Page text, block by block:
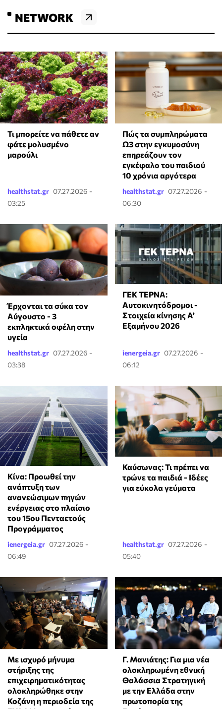
NETWORK
Τι μπορείτε να πάθετε αν
φάτε μολυσμένο
μαρούλι
healthstat.gr 07.27.2026 -
03:25
Πώς τα συμπληρώματα
Ω3 στην εγκυμοσύνη
επηρεάζουν τον
εγκέφαλο του παιδιού
10 χρόνια αργότερα
healthstat.gr 07.27.2026 -
06:30
Έρχονται τα σύκα τον
Αύγουστο - 3
εκπληκτικά οφέλη στην
υγεία
healthstat.gr 07.27.2026 -
03:38
ΓΕΚ ΤΕΡΝΑ:
Αυτοκινητόδρομοι -
Στοιχεία κίνησης Α’
Εξαμήνου 2026
ienergeia.gr 07.27.2026 -
06:12
Κίνα: Προωθεί την
ανάπτυξη των
ανανεώσιμων πηγών
ενέργειας στο πλαίσιο
του 15ου Πενταετούς
Προγράμματος
ienergeia.gr 07.27.2026 -
06:49
Καύσωνας: Τι πρέπει να
τρώνε τα παιδιά - Ιδέες
για εύκολα γεύματα
healthstat.gr 07.27.2026 -
05:40
Με ισχυρό μήνυμα
στήριξης της
επιχειρηματικότητας
ολοκληρώθηκε στην
Κοζάνη η περιοδεία της
Γ. Μανιάτης: Για μια νέα
ολοκληρωμένη εθνική
Θαλάσσια Στρατηγική
με την Ελλάδα στην
πρωτοπορία της